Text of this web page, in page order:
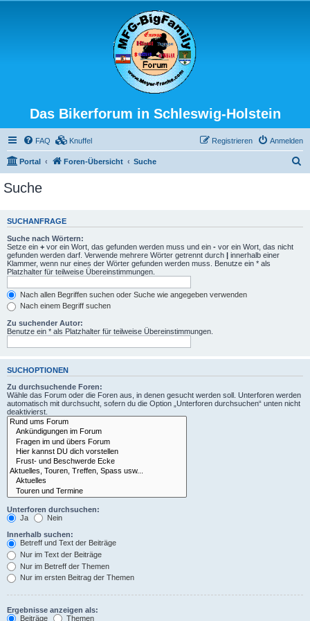
Das Bikerforum in Schleswig-Holstein
FAQ Knuffel Anmelden
Registrieren
Portal Foren-Übersicht Suche
e
Suche
SUCHANFRAGE
Suche nach Wörtern:
Setze ein + vor ein Wort, das gefunden werden muss und ein - vor ein Wort, das nicht
gefunden werden darf. Verwende mehrere Wörter getrennt durch | innerhalb einer
Klammer, wenn nur eines der Wörter gefunden werden muss. Benutze ein * als
Platzhalter für teilweise Übereinstimmungen.
Nach allen Begriffen suchen oder Suche wie angegeben verwenden
Nach einem Begriff suchen
Zu suchender Autor:
Benutze ein * als Platzhalter für teilweise Übereinstimmungen.
SUCHOPTIONEN
Zu durchsuchende Foren:
Wähle das Forum oder die Foren aus, in denen gesucht werden soll. Unterforen werden
automatisch mit durchsucht, sofern du die Option „Unterforen durchsuchen“ unten nicht
deaktivierst.
Unterforen durchsuchen:
Ja
Nein
Innerhalb suchen:
Betreff und Text der Beiträge
Nur im Text der Beiträge
Nur im Betreff der Themen
Nur im ersten Beitrag der Themen
Ergebnisse anzeigen als:
Beiträge
Themen